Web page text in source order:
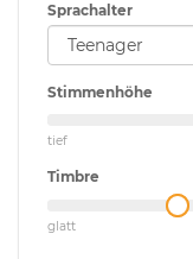
Sprachalter
Stimmenhöhe
tief
Timbre
glatt